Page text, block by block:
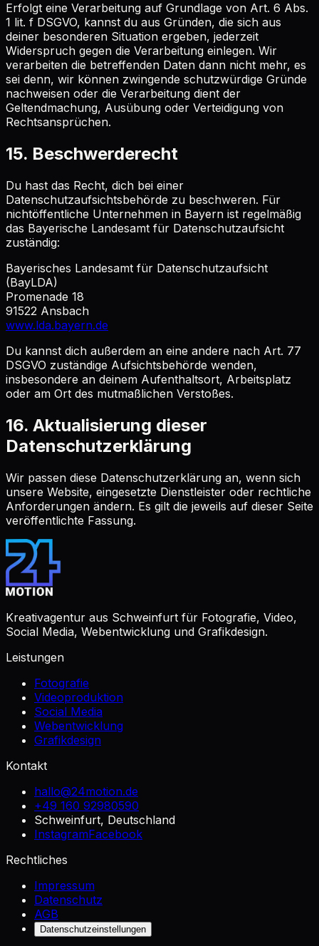
Erfolgt eine Verarbeitung auf Grundlage von Art. 6 Abs.
1 lit. f DSGVO, kannst du aus Gründen, die sich aus
deiner besonderen Situation ergeben, jederzeit
Widerspruch gegen die Verarbeitung einlegen. Wir
verarbeiten die betreffenden Daten dann nicht mehr, es
sei denn, wir können zwingende schutzwürdige Gründe
nachweisen oder die Verarbeitung dient der
Geltendmachung, Ausübung oder Verteidigung von
Rechtsansprüchen.
15. Beschwerderecht
Du hast das Recht, dich bei einer
Datenschutzaufsichtsbehörde zu beschweren. Für
nichtöffentliche Unternehmen in Bayern ist regelmäßig
das Bayerische Landesamt für Datenschutzaufsicht
zuständig:
Bayerisches Landesamt für Datenschutzaufsicht
(BayLDA)
Promenade 18
91522 Ansbach
www.lda.bayern.de
Du kannst dich außerdem an eine andere nach Art. 77
DSGVO zuständige Aufsichtsbehörde wenden,
insbesondere an deinem Aufenthaltsort, Arbeitsplatz
oder am Ort des mutmaßlichen Verstoßes.
16. Aktualisierung dieser
Datenschutzerklärung
Wir passen diese Datenschutzerklärung an, wenn sich
unsere Website, eingesetzte Dienstleister oder rechtliche
Anforderungen ändern. Es gilt die jeweils auf dieser Seite
veröffentlichte Fassung.
Kreativagentur aus Schweinfurt für Fotografie, Video,
Social Media, Webentwicklung und Grafikdesign.
Leistungen
Fotografie
Videoproduktion
Social Media
Webentwicklung
Grafikdesign
Kontakt
hallo@24motion.de
+49 160 92980590
Schweinfurt, Deutschland
InstagramFacebook
Rechtliches
Impressum
Datenschutz
AGB
Datenschutzeinstellungen